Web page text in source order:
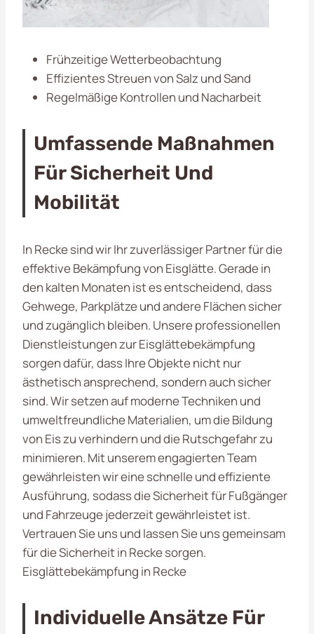
Frühzeitige Wetterbeobachtung
Effizientes Streuen von Salz und Sand
Regelmäßige Kontrollen und Nacharbeit
Umfassende Maßnahmen
Für Sicherheit Und
Mobilität
In Recke sind wir Ihr zuverlässiger Partner für die
effektive Bekämpfung von Eisglätte. Gerade in
den kalten Monaten ist es entscheidend, dass
Gehwege, Parkplätze und andere Flächen sicher
und zugänglich bleiben. Unsere professionellen
Dienstleistungen zur Eisglättebekämpfung
sorgen dafür, dass Ihre Objekte nicht nur
ästhetisch ansprechend, sondern auch sicher
sind. Wir setzen auf moderne Techniken und
umweltfreundliche Materialien, um die Bildung
von Eis zu verhindern und die Rutschgefahr zu
minimieren. Mit unserem engagierten Team
gewährleisten wir eine schnelle und effiziente
Ausführung, sodass die Sicherheit für Fußgänger
und Fahrzeuge jederzeit gewährleistet ist.
Vertrauen Sie uns und lassen Sie uns gemeinsam
für die Sicherheit in Recke sorgen.
Eisglättebekämpfung in Recke
Individuelle Ansätze Für